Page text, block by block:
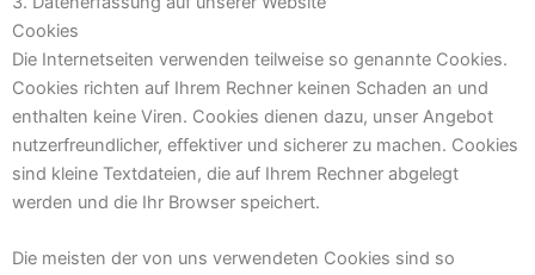
Cookies
Die Internetseiten verwenden teilweise so genannte Cookies.
Cookies richten auf Ihrem Rechner keinen Schaden an und
enthalten keine Viren. Cookies dienen dazu, unser Angebot
nutzerfreundlicher, effektiver und sicherer zu machen. Cookies
sind kleine Textdateien, die auf Ihrem Rechner abgelegt
werden und die Ihr Browser speichert.
Die meisten der von uns verwendeten Cookies sind so